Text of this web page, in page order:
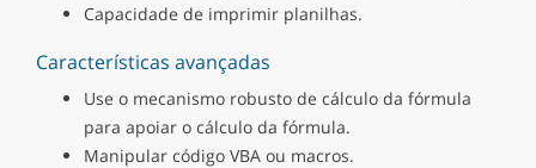
Capacidade de imprimir planilhas.
Características avançadas
Use o mecanismo robusto de cálculo da fórmula
para apoiar o cálculo da fórmula.
Manipular código VBA ou macros.